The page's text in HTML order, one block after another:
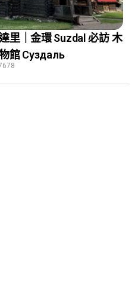
里｜金環 Suzdal 必訪 木
館 Суздаль